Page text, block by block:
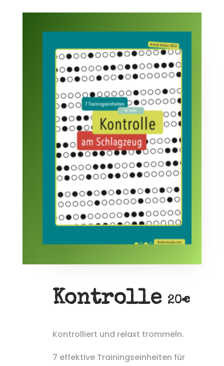
Kontrolle 20€
Kontrolliert und relaxt trommeln.
7 effektive Trainingseinheiten für